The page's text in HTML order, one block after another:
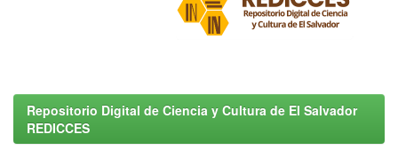
Repositorio Digital de Ciencia y Cultura de El Salvador
REDICCES